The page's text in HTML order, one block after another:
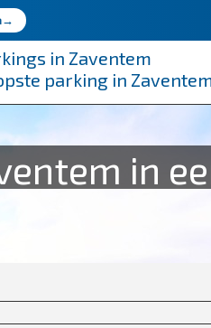
→
in Zaventem
parking in
in